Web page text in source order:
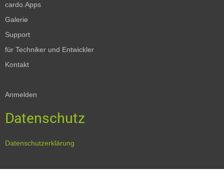
cardo.Apps
Galerie
Support
für Techniker und Entwickler
Kontakt
Anmelden
Datenschutz
Datenschutzerklärung